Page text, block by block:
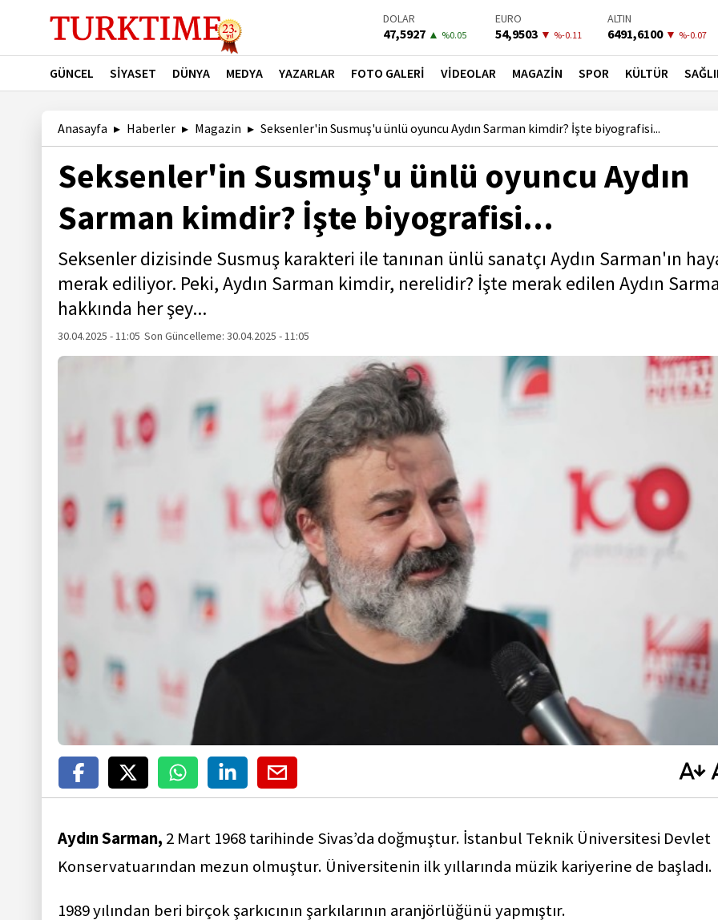
DOLAR
47,5927 ▲ %0.05
EURO
54,9503 ▼ %-0.11
ALTIN
6491,6100 ▼ %-0.07
BIST-100
13798,82 ▲ %0.7
PETROL
81,6600▲ %3.5
BONO
41,5300 ▼ %-0.02
GÜNCEL SİYASET DÜNYA MEDYA YAZARLAR FOTO GALERİ VİDEOLAR MAGAZİN SPOR KÜLTÜR
Anasayfa Haberler Magazin Seksenler'in Susmuş'u ünlü oyuncu Aydın Sarman kimdir? İşte biyografisi...
Seksenler'in Susmuş'u ünlü oyuncu Aydın
Sarman kimdir? İşte biyografisi...
Seksenler dizisinde Susmuş karakteri ile tanınan ünlü sanatçı Aydın Sarman'ın
merak ediliyor. Peki, Aydın Sarman kimdir, nerelidir? İşte merak edilen Aydın
hakkında her şey...
30.04.2025 - 11:05 Son Güncelleme:30.04.2025 - 11:05
Aydın Sarman, 2 Mart 1968 tarihinde Sivas’da doğmuştur. İstanbul Teknik Üniversitesi Devlet
Konservatuarından mezun olmuştur. Üniversitenin ilk yıllarında müzik kariyerine de başladı.
1989 yılından beri birçok şarkıcının şarkılarının aranjörlüğünü yapmıştır.